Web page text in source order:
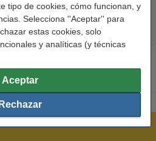
tipo de cookies, cómo funcionan, y
Selecciona ''Aceptar'' para
estas cookies, solo
y analíticas (y técnicas
Aceptar
Rechazar